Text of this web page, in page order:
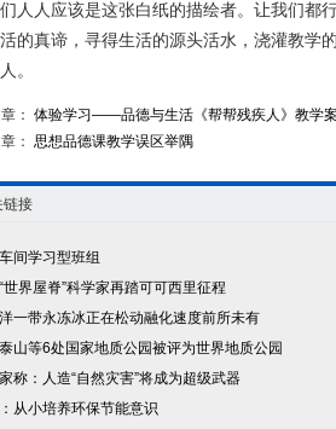
人人应该是这张白纸的描绘者。让我们都
的真谛，寻得生活的源头活水，浇灌教学
。
： 体验学习——品德与生活《帮帮残疾人》教学
： 思想品德课教学误区举隅
链接
间学习型班组
世界屋脊”科学家再踏可可西里征程
一带永冻冰正在松动融化速度前所未有
山等6处国家地质公园被评为世界地质公园
称：人造“自然灾害”将成为超级武器
从小培养环保节能意识